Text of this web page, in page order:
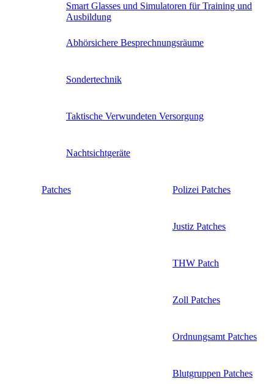
Smart Glasses und Simulatoren für Training und
Ausbildung
Abhörsichere Besprechnungsräume
Sondertechnik
Taktische Verwundeten Versorgung
Nachtsichtgeräte
Patches Polizei Patches
Justiz Patches
THW Patch
Zoll Patches
Ordnungsamt Patches
Blutgruppen Patches